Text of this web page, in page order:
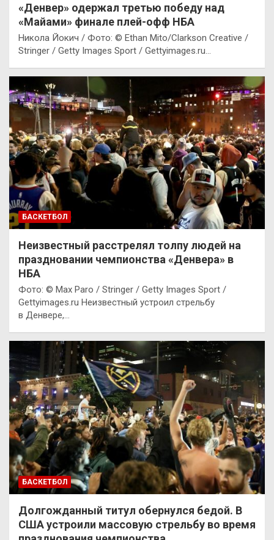
«Денвер» одержал третью победу над
«Майами» финале плей-офф НБА
Никола Йокич / Фото: © Ethan Mito/Clarkson Creative /
Stringer / Getty Images Sport / Gettyimages.ru…
БАСКЕТБОЛ
Неизвестный расстрелял толпу людей на
праздновании чемпионства «Денвера» в
НБА
Фото: © Max Paro / Stringer / Getty Images Sport /
Gettyimages.ru Неизвестный устроил стрельбу
в Денвере,…
БАСКЕТБОЛ
Долгожданный титул обернулся бедой. В
США устроили массовую стрельбу во время